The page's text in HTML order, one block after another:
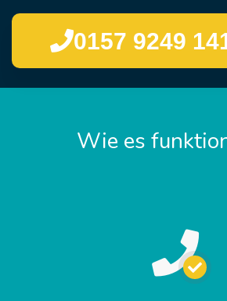
0157 9249
Wie es